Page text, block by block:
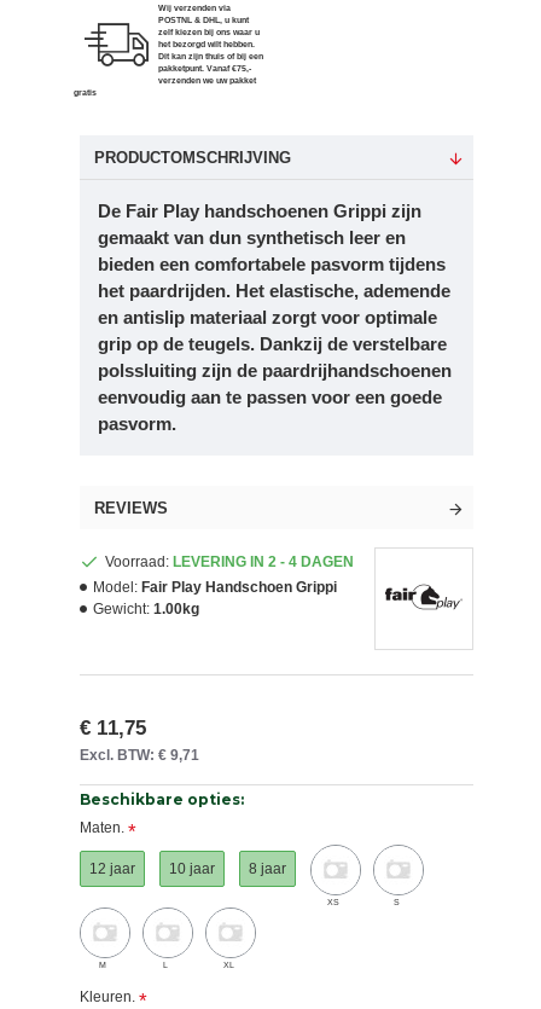
Wij verzenden via
POSTNL & DHL, u kunt
zelf kiezen bij ons waar u
het bezorgd wilt hebben.
Dit kan zijn thuis of bij een
pakketpunt. Vanaf €75,-
verzenden we uw pakket
gratis
PRODUCTOMSCHRIJVING
De Fair Play handschoenen Grippi zijn
gemaakt van dun synthetisch leer en
bieden een comfortabele pasvorm tijdens
het paardrijden. Het elastische, ademende
en antislip materiaal zorgt voor optimale
grip op de teugels. Dankzij de verstelbare
polssluiting zijn de paardrijhandschoenen
eenvoudig aan te passen voor een goede
pasvorm.
REVIEWS
Voorraad: LEVERING IN 2 - 4 DAGEN
Model: Fair Play Handschoen Grippi
Gewicht: 1.00kg
€ 11,75
Excl. BTW: € 9,71
Beschikbare opties:
Maten.
12 jaar 10 jaar 8 jaar
XS S
M L XL
Kleuren.